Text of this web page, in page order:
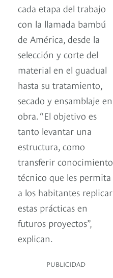
cada etapa del trabajo
con la llamada bambú
de América, desde la
selección y corte del
material en el guadual
hasta su tratamiento,
secado y ensamblaje en
obra. “El objetivo es
tanto levantar una
estructura, como
transferir conocimiento
técnico que les permita
a los habitantes replicar
estas prácticas en
futuros proyectos”,
explican.
PUBLICIDAD